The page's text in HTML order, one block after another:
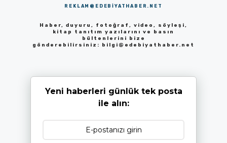
REKLAM@EDEBIYATHABER.NET
Haber, duyuru, fotoğraf, video, söyleşi,
kitap tanıtım yazılarını ve basın
bültenlerini bize
gönderebilirsiniz:
bilgi@edebiyathaber.net
Yeni haberleri günlük tek posta
ile alın: